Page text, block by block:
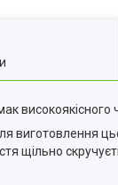
виготовлення
щільно